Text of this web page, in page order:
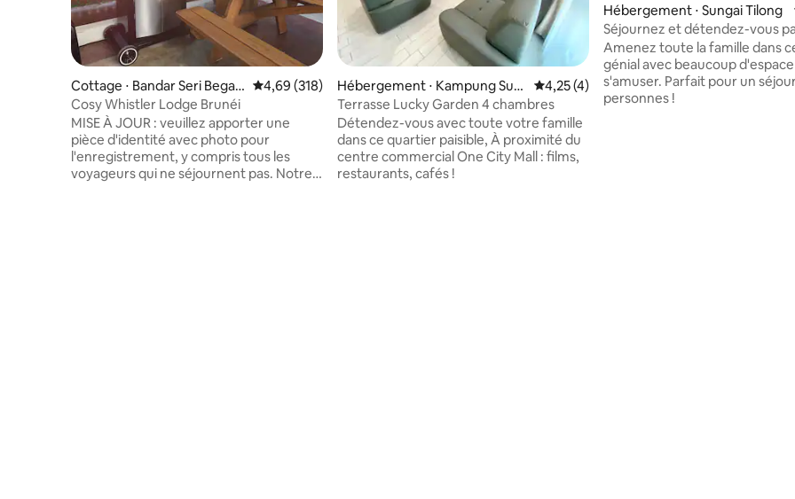
Cottage ⋅ Bandar Seri Begaw
an
Évaluation moyenne sur la base de 318 commentaires : 4,69 sur 5
4,69 (318)
Cosy Whistler Lodge Brunéi
MISE À JOUR : veuillez apporter une
pièce d'identité avec photo pour
l'enregistrement, y compris tous les
voyageurs qui ne séjournent pas. Notre
Hébergement ⋅ Kampung Sun
gai Hanching
Évaluation moyenne sur la base de 4
4,25 (4)
Terrasse Lucky Garden 4 chambres
Détendez-vous avec toute votre famille
dans ce quartier paisible, À proximité du
centre commercial One City Mall : films,
restaurants, cafés !
Hébergement ⋅ Sungai Tilong
Séjournez et détendez-vous
TheDons@10C
Amenez toute la famille dans
génial avec beaucoup
s'amuser. Parfait pour un
personnes !